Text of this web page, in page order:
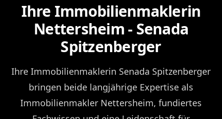
Ihre Immobilienmaklerin
Nettersheim - Senada
Spitzenberger
Ihre Immobilienmaklerin Senada Spitzenberger
bringen beide langjährige Expertise als
Immobilienmakler Nettersheim, fundiertes